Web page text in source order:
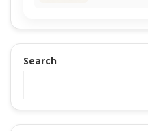
Search